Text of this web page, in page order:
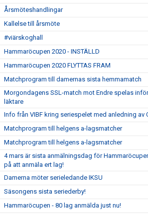
Årsmöteshandlingar
Kallelse till årsmöte
#viärskoghall
Hammaröcupen 2020 - INSTÄLLD
Hammaröcupen 2020 FLYTTAS FRAM
Matchprogram till damernas sista hemmamatch
Morgondagens SSL-match mot Endre spelas
läktare
Info från VIBF kring seriespelet med anledning av
Matchprogram till helgens a-lagsmatcher
Matchprogram till helgens a-lagsmatcher
4 mars är sista anmälningsdag för
på att anmäla ert lag!
Damerna möter serieledande IKSU
Säsongens sista seriederby!
Hammaröcupen - 80 lag anmälda just nu!